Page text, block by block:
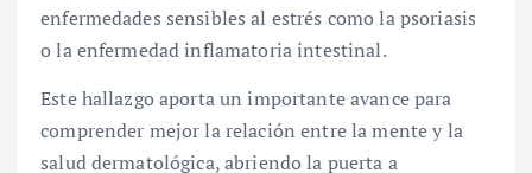
enfermedades sensibles al estrés como la psoriasis
o la enfermedad inflamatoria intestinal.
Este hallazgo aporta un importante avance para
comprender mejor la relación entre la mente y la
salud dermatológica, abriendo la puerta a